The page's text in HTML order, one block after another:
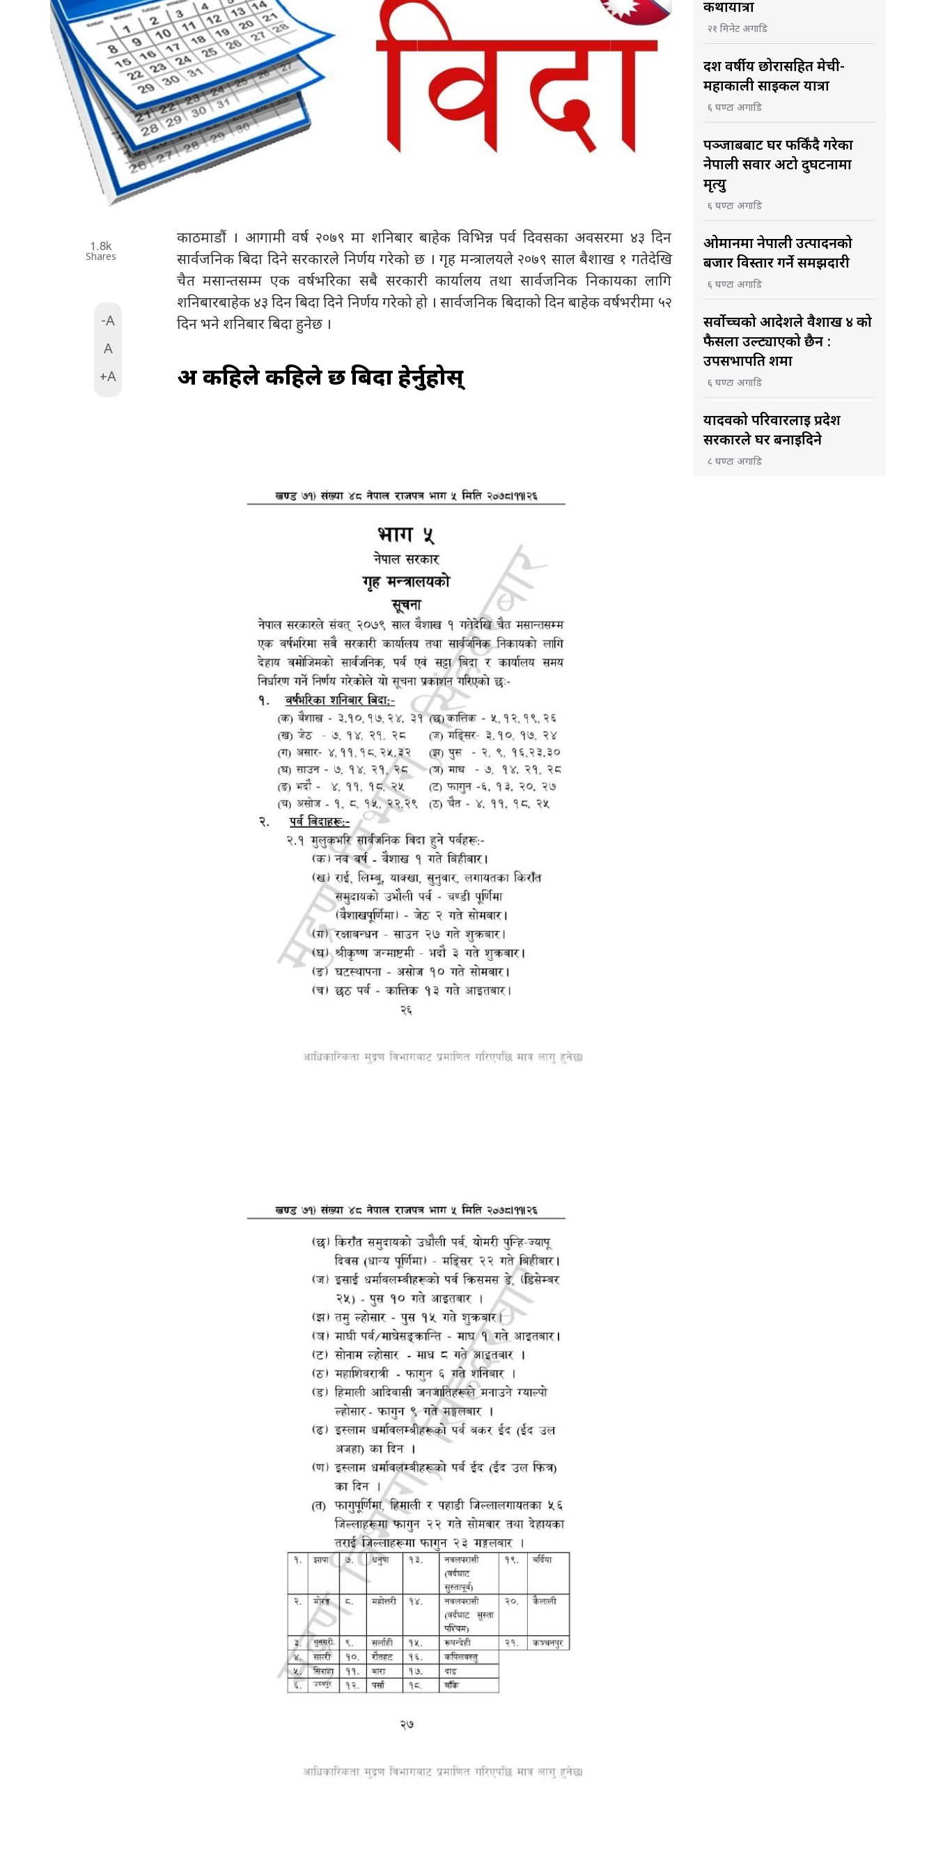
1.8k
Shares
-A
A
+A
काठमाडौं । आगामी वर्ष २०७९ मा शनिबार बाहेक विभिन्न पर्व दिवसका अवसरमा ४३ दिन
सार्वजनिक बिदा दिने सरकारले निर्णय गरेको छ । गृह मन्त्रालयले २०७९ साल बैशाख १ गतेदेखि
चैत मसान्तसम्म एक वर्षभरिका सबै सरकारी कार्यालय तथा सार्वजनिक निकायका लागि
शनिबारबाहेक ४३ दिन बिदा दिने निर्णय गरेको हो । सार्वजनिक बिदाको दिन बाहेक वर्षभरीमा ५२
दिन भने शनिबार बिदा हुनेछ ।
अरु कहिले कहिले छ बिदा हेर्नुहोस्
कथायात्रा
२१ मिनेट अगाडि
दश वर्षीय छोरासहित मेची-
महाकाली साइकल यात्रा
६ घण्टा अगाडि
पञ्जाबबाट घर फर्किंदै गरेका
नेपाली सवार अटो दुर्घटनामा
मृत्यु
६ घण्टा अगाडि
ओमानमा नेपाली उत्पादनको
बजार विस्तार गर्ने समझदारी
६ घण्टा अगाडि
सर्वोच्चको आदेशले वैशाख ४ को
फैसला उल्ट्याएको छैन :
उपसभापति शर्मा
६ घण्टा अगाडि
यादवको परिवारलाई प्रदेश
सरकारले घर बनाइदिने
८ घण्टा अगाडि